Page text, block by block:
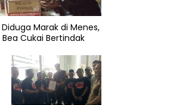
Marak di Menes,
Cukai Bertindak